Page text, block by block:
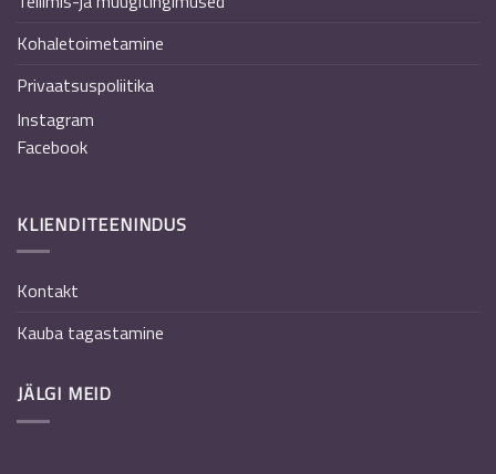
Kohaletoimetamine
Privaatsuspoliitika
Instagram
Facebook
KLIENDITEENINDUS
Kontakt
Kauba tagastamine
JÄLGI MEID